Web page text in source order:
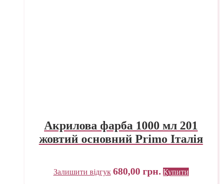
Акрилова фарба 1000 мл 201
жовтий основний Primo Італія
Залишити відгук 680,00 грн. Купити